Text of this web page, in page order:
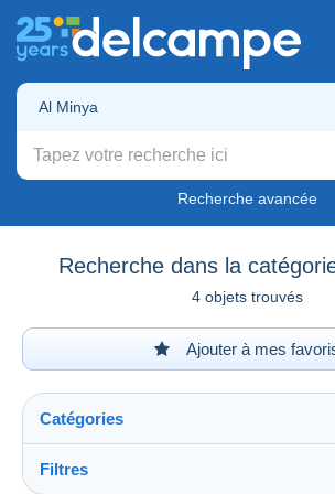
Al Minya
Recherche avancée
Recherche dans la
4 objets trouvés
Ajouter à mes
Catégories
Filtres